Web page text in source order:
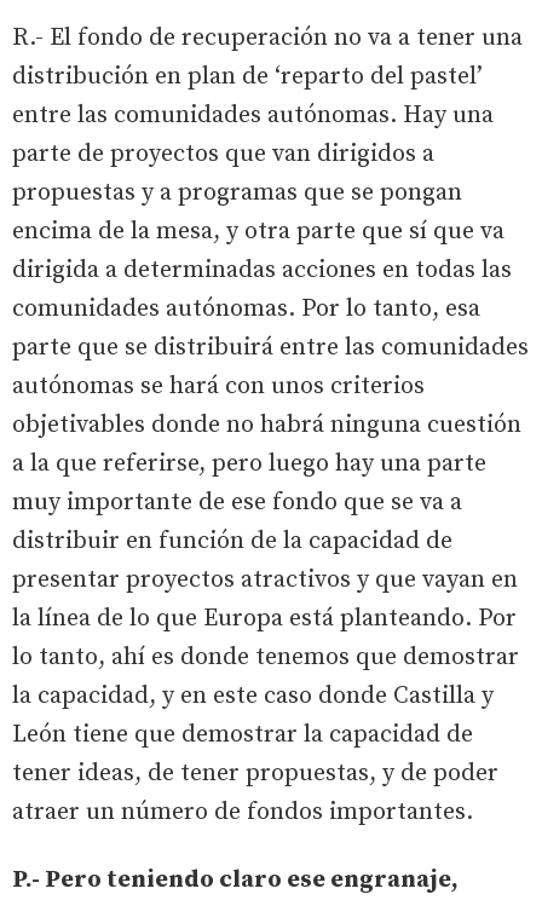
R.- El fondo de recuperación no va a tener una
distribución en plan de ‘reparto del pastel’
entre las comunidades autónomas. Hay una
parte de proyectos que van dirigidos a
propuestas y a programas que se pongan
encima de la mesa, y otra parte que sí que va
dirigida a determinadas acciones en todas las
comunidades autónomas. Por lo tanto, esa
parte que se distribuirá entre las comunidades
autónomas se hará con unos criterios
objetivables donde no habrá ninguna cuestión
a la que referirse, pero luego hay una parte
muy importante de ese fondo que se va a
distribuir en función de la capacidad de
presentar proyectos atractivos y que vayan en
la línea de lo que Europa está planteando. Por
lo tanto, ahí es donde tenemos que demostrar
la capacidad, y en este caso donde Castilla y
León tiene que demostrar la capacidad de
tener ideas, de tener propuestas, y de poder
atraer un número de fondos importantes.
P.- Pero teniendo claro ese engranaje,